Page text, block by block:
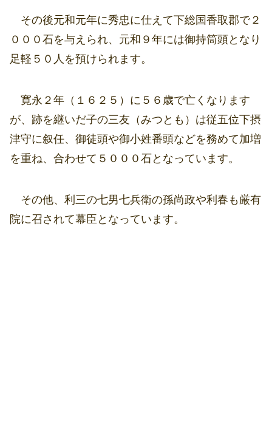
その後元和元年に秀忠に仕えて下総国香取郡で２
０００石を与えられ、元和９年には御持筒頭となり
足軽５０人を預けられます。
寛永２年（１６２５）に５６歳で亡くなります
が、跡を継いだ子の三友（みつとも）は従五位下摂
津守に叙任、御徒頭や御小姓番頭などを務めて加増
を重ね、合わせて５０００石となっています。
その他、利三の七男七兵衛の孫尚政や利春も厳有
院に召されて幕臣となっています。